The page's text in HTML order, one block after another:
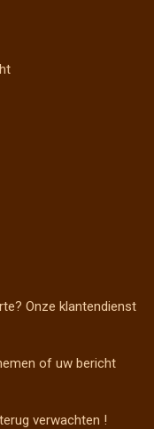
Onze klantendienst
of uw bericht
verwachten !